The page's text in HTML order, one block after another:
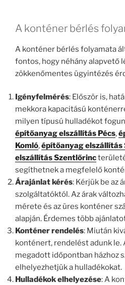
A konténer bérlés
A konténer bérlés folyamata
fontos, hogy néhány alapvető
zökkenőmentes ügyintézés
Igényfelmérés: Először is,
mekkora kapacitású
milyen típusú hulladékot
építőanyag elszállítás Pécs,
Komló,építőanyag elszállítás
elszállítás Szentlőrinc
segíthetnek a megfelelő
Árajánlat kérés: Kérjük be az
szolgáltatóktól. Az árak
mérete és az üres konténer
alapján. Érdemes több
Konténer rendelés: Miután
konténert, rendelést adunk le.
megadott időpontban házhoz
elhelyezhetjük a hulladékokat.
Hulladékok elhelyezése: A